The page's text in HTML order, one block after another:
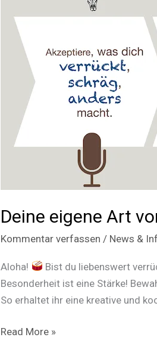
Deine eigene Art
Kommentar verfassen / News &
Aloha!
Bist du liebenswert
Besonderheit ist eine Stärke!
So erhaltet ihr eine kreative und
Deine
Read More »